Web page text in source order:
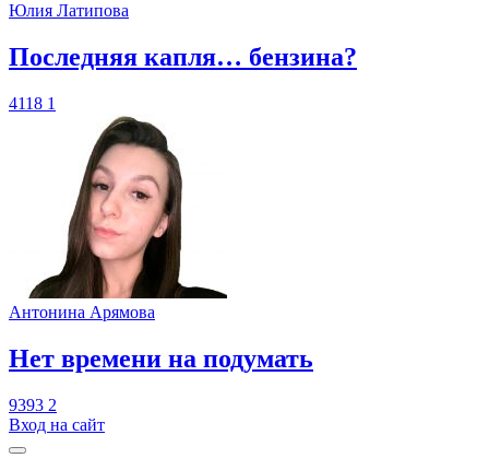
Юлия Латипова
​Последняя капля… бензина?
4118 1
Антонина Арямова
​Нет времени на подумать
9393 2
Вход на сайт